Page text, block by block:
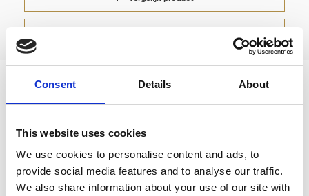
Consent Details About
This website uses cookies
We use cookies to personalise content and ads, to
provide social media features and to analyse our traffic.
We also share information about your use of our site with
Deze ring zorgt ervoor dat al het maalsel in je
filterbakje komt. Je knoeit minder en doseert
daardoor nauwkeuriger. Geschikt voor 58mm